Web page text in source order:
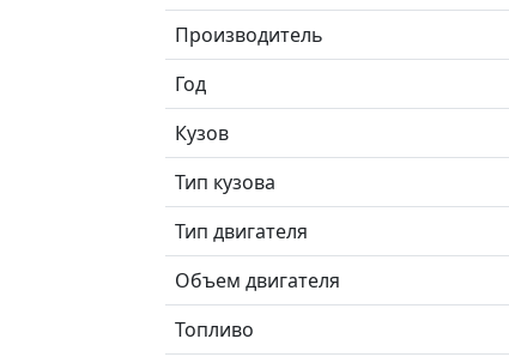
Производитель
Год
Кузов
Тип кузова
Тип двигателя
Объем двигателя
Топливо